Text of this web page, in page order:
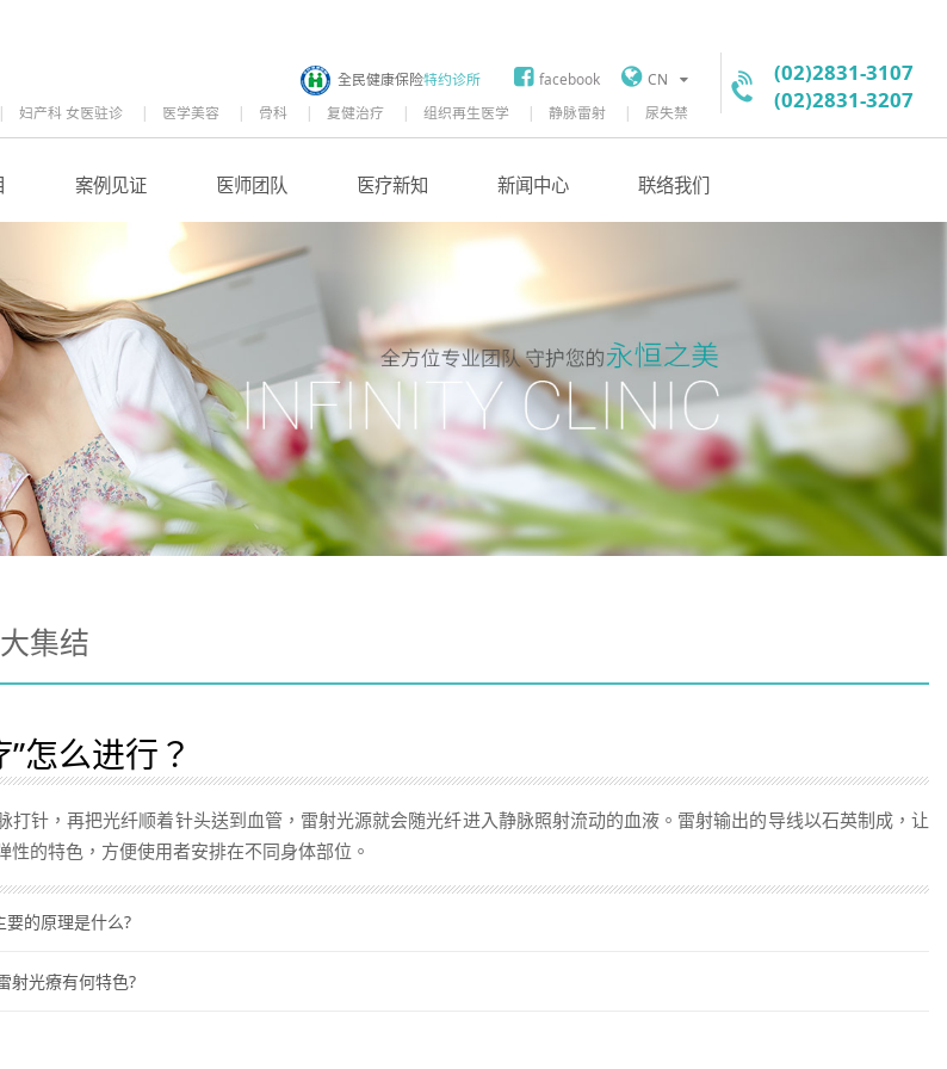
CN
facebook
全民健康保险特约诊所
妇产科 女医驻诊 医学美容 骨科 复健治疗 组织再生医学 静脉雷射 尿失禁
(02)2831-3107
(02)2831-3207
案例见证 医师团队 医疗新知 新闻中心 联络我们
集结
怎么进行？
打针，再把光纤顺着针头送到血管，雷射光源就会随光纤进入静脉照射流动的血液。雷射输出的导线以石英制成，让
的特色，方便使用者安排在不同身体部位。
要的原理是什么?
射光療有何特色?